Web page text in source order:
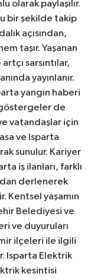
olarak paylaşılır.
bir şekilde takip
açısından,
taşır. Yaşanan
sarsıntılar,
yayınlanır.
yangın haberi
de
vatandaşlar için
ve Isparta
sunulur. Kariyer
iş ilanları, farklı
derlenerek
Kentsel yaşamın
Belediyesi ve
ve duyuruları
ilçeleri ile ilgili
Isparta Elektrik
kesintisi